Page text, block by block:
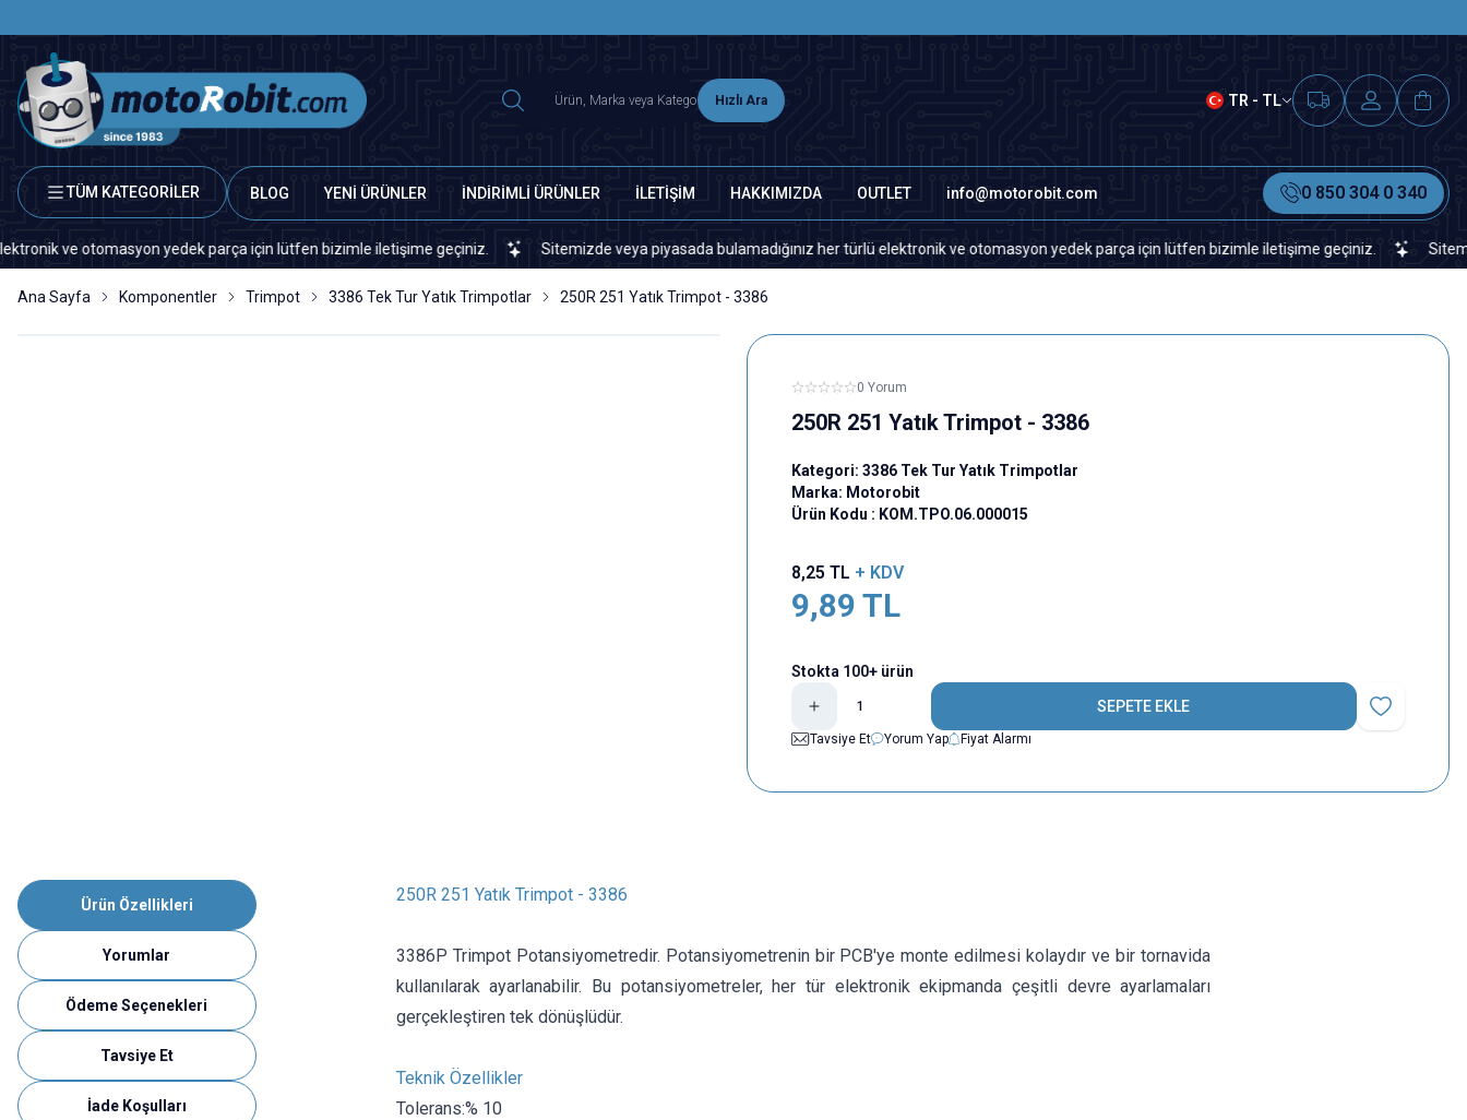
Hızlı Ara TR - TL
TÜM KATEGORİLER BLOG YENİ ÜRÜNLER İNDİRİMLİ ÜRÜNLER İLETİŞİM HAKKIMIZDA OUTLET info@motorobit.com 0 850 304 0 340
ve otomasyon yedek parça için lütfen bizimle iletişime geçiniz. Sitemizde veya piyasada bulamadığınız her türlü elektronik ve otomasyon yedek parça için lütfen bizimle iletişime geçiniz. Sitemizde
Ana Sayfa Komponentler Trimpot 3386 Tek Tur Yatık Trimpotlar 250R 251 Yatık Trimpot - 3386
0 Yorum
250R 251 Yatık Trimpot - 3386
Kategori: 3386 Tek Tur Yatık Trimpotlar
Marka: Motorobit
Ürün Kodu : KOM.TPO.06.000015
8,25 TL + KDV
9,89 TL
Stokta 100+ ürün
SEPETE EKLE
Favoriye Ekle
Tavsiye Et
Yorum Yap Fiyat Alarmı
Ürün Özellikleri
Yorumlar
Ödeme Seçenekleri
Tavsiye Et
İade Koşulları
250R 251 Yatık Trimpot - 3386
3386P Trimpot Potansiyometredir. Potansiyometrenin bir PCB'ye monte edilmesi kolaydır ve bir tornavida
kullanılarak ayarlanabilir. Bu potansiyometreler, her tür elektronik ekipmanda çeşitli devre ayarlamaları
gerçekleştiren tek dönüşlüdür.
Teknik Özellikler
Tolerans:% 10